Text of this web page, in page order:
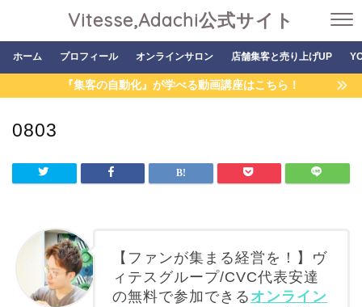
Vitesse,Adachi公式サイト
ホーム プロフィール オンラインサロン 店舗集客と売り上げUP
『集客の自動化』が学べる動画講座はこちら！
0803
【ファンが集まる経営を！】ヴ
ィテスグループ/CVC代表安達
の無料で参加できる オンライン